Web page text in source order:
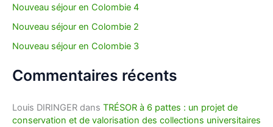
Nouveau séjour en Colombie 4
Nouveau séjour en Colombie 2
Nouveau séjour en Colombie 3
Commentaires récents
Louis DIRINGER dans TRÉSOR à 6 pattes : un projet de
conservation et de valorisation des collections universitaires